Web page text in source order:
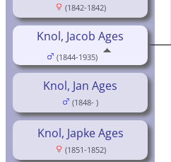
(1842-1842)
Knol, Jan Ages
(1848- )
Knol, Japke Ages
(1851-1852)
Knol, Jacob Ages
(1844-1935)